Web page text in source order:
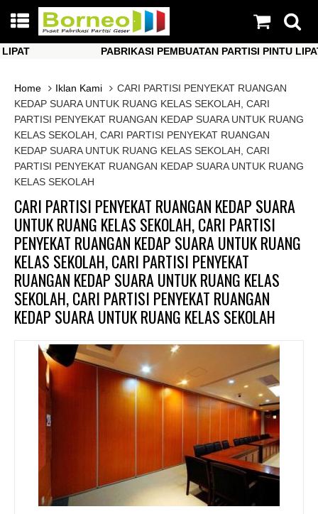
PABRIKASI PEMBUATAN PARTISI PINTU LIPAT
Home
Iklan Kami
CARI PARTISI PENYEKAT RUANGAN
KEDAP SUARA UNTUK RUANG KELAS SEKOLAH, CARI
PARTISI PENYEKAT RUANGAN KEDAP SUARA UNTUK RUANG
KELAS SEKOLAH, CARI PARTISI PENYEKAT RUANGAN
KEDAP SUARA UNTUK RUANG KELAS SEKOLAH, CARI
PARTISI PENYEKAT RUANGAN KEDAP SUARA UNTUK RUANG
KELAS SEKOLAH
CARI PARTISI PENYEKAT RUANGAN KEDAP SUARA
UNTUK RUANG KELAS SEKOLAH, CARI PARTISI
PENYEKAT RUANGAN KEDAP SUARA UNTUK RUANG
KELAS SEKOLAH, CARI PARTISI PENYEKAT
RUANGAN KEDAP SUARA UNTUK RUANG KELAS
SEKOLAH, CARI PARTISI PENYEKAT RUANGAN
KEDAP SUARA UNTUK RUANG KELAS SEKOLAH